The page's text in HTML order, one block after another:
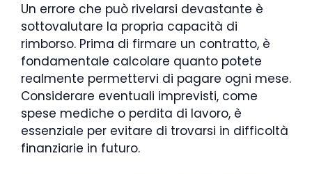
Un errore che può rivelarsi devastante è
sottovalutare la propria capacità di
rimborso. Prima di firmare un contratto, è
fondamentale calcolare quanto potete
realmente permettervi di pagare ogni mese.
Considerare eventuali imprevisti, come
spese mediche o perdita di lavoro, è
essenziale per evitare di trovarsi in difficoltà
finanziarie in futuro.